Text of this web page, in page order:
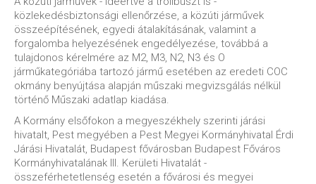
közlekedésbiztonsági ellenőrzése, a közúti járművek
összeépítésének, egyedi átalakításának, valamint a
forgalomba helyezésének engedélyezése, továbbá a
tulajdonos kérelmére az M2, M3, N2, N3 és O
járműkategóriába tartozó jármű esetében az eredeti COC
okmány benyújtása alapján műszaki megvizsgálás nélkül
történő Műszaki adatlap kiadása.
A Kormány elsőfokon a megyeszékhely szerinti járási
hivatalt, Pest megyében a Pest Megyei Kormányhivatal Érdi
Járási Hivatalát, Budapest fővárosban Budapest Főváros
Kormányhivatalának III. Kerületi Hivatalát -
összeférhetetlenség esetén a fővárosi és megyei